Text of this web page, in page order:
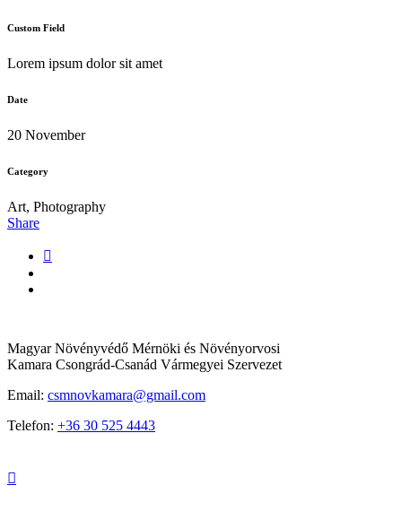
Custom Field
Lorem ipsum dolor sit amet
Date
20 November
Category
Art, Photography
Share
Magyar Növényvédő Mérnöki és Növényorvosi
Kamara Csongrád-Csanád Vármegyei Szervezet
Email: csmnovkamara@gmail.com
Telefon: +36 30 525 4443